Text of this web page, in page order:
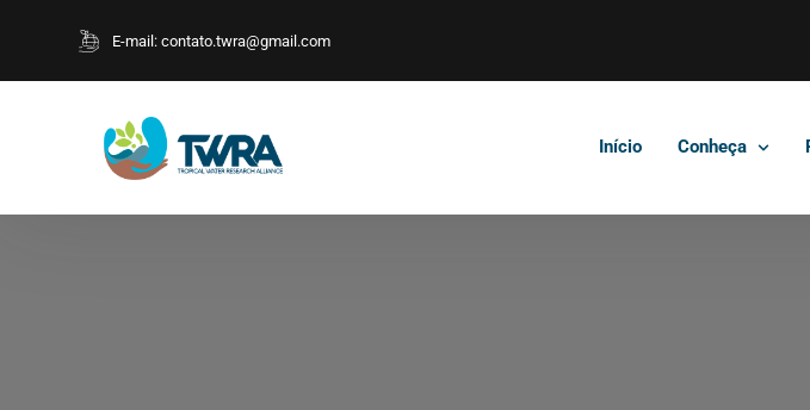
E-mail: contato.twra@gmail.com
Início Conheça